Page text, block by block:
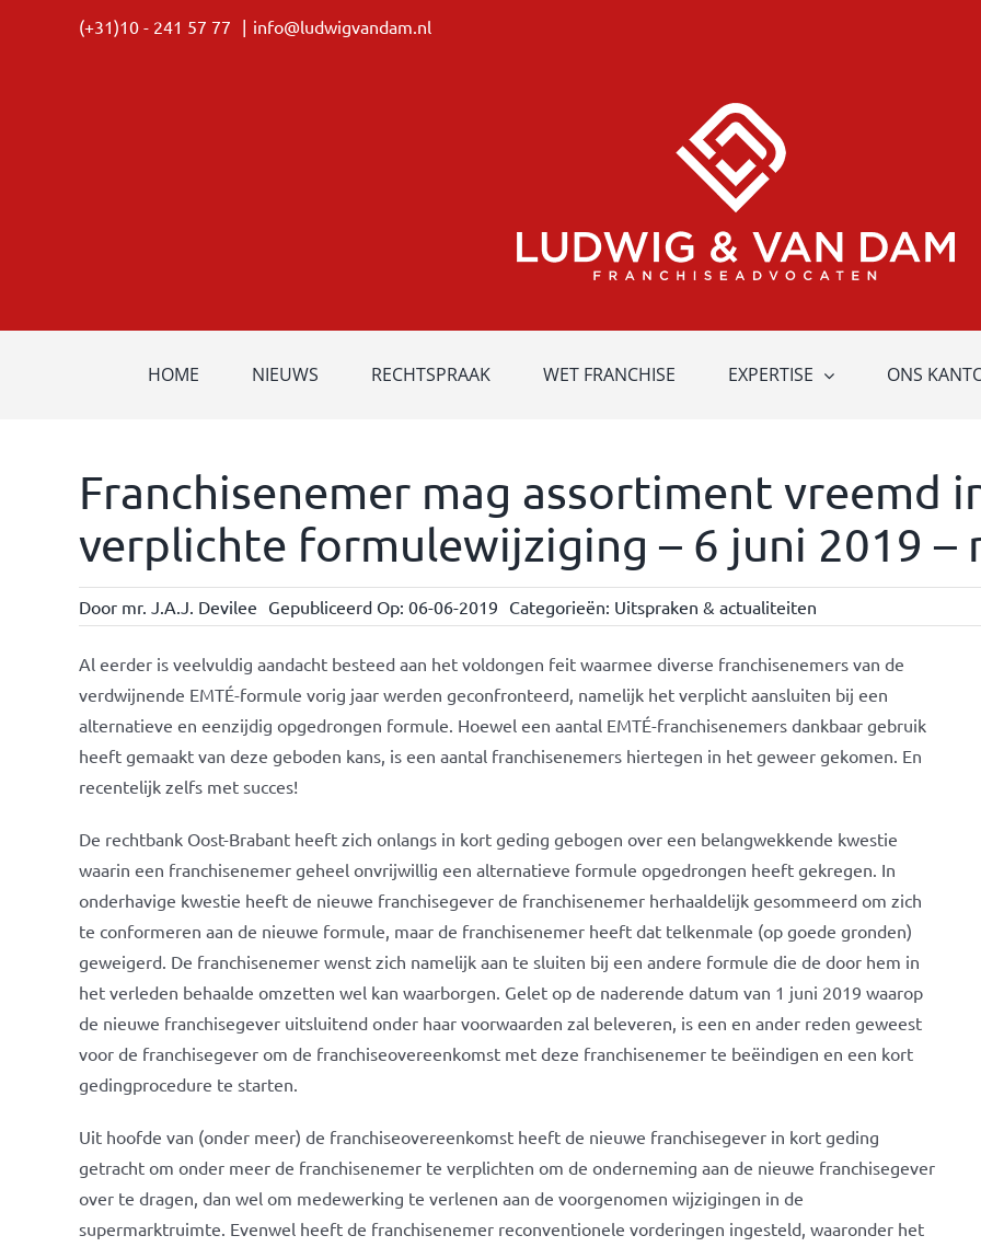
(+31)10 - 241 57 77 | info@ludwigvandam.nl
HOME NIEUWS RECHTSPRAAK WET FRANCHISE EXPERTISE ONS
Franchisenemer mag assortiment vreemd
verplichte formulewijziging – 6 juni 2019 –
Door mr. J.A.J. Devilee Gepubliceerd Op: 06-06-2019 Categorieën: Uitspraken & actualiteiten
Al eerder is veelvuldig aandacht besteed aan het voldongen feit waarmee diverse franchisenemers van de
verdwijnende EMTÉ-formule vorig jaar werden geconfronteerd, namelijk het verplicht aansluiten bij een
alternatieve en eenzijdig opgedrongen formule. Hoewel een aantal EMTÉ-franchisenemers dankbaar gebruik
heeft gemaakt van deze geboden kans, is een aantal franchisenemers hiertegen in het geweer gekomen. En
recentelijk zelfs met succes!
De rechtbank Oost-Brabant heeft zich onlangs in kort geding gebogen over een belangwekkende kwestie
waarin een franchisenemer geheel onvrijwillig een alternatieve formule opgedrongen heeft gekregen. In
onderhavige kwestie heeft de nieuwe franchisegever de franchisenemer herhaaldelijk gesommeerd om zich
te conformeren aan de nieuwe formule, maar de franchisenemer heeft dat telkenmale (op goede gronden)
geweigerd. De franchisenemer wenst zich namelijk aan te sluiten bij een andere formule die de door hem in
het verleden behaalde omzetten wel kan waarborgen. Gelet op de naderende datum van 1 juni 2019 waarop
de nieuwe franchisegever uitsluitend onder haar voorwaarden zal beleveren, is een en ander reden geweest
voor de franchisegever om de franchiseovereenkomst met deze franchisenemer te beëindigen en een kort
gedingprocedure te starten.
Uit hoofde van (onder meer) de franchiseovereenkomst heeft de nieuwe franchisegever in kort geding
getracht om onder meer de franchisenemer te verplichten om de onderneming aan de nieuwe franchisegever
over te dragen, dan wel om medewerking te verlenen aan de voorgenomen wijzigingen in de
supermarktruimte. Evenwel heeft de franchisenemer reconventionele vorderingen ingesteld, waaronder het